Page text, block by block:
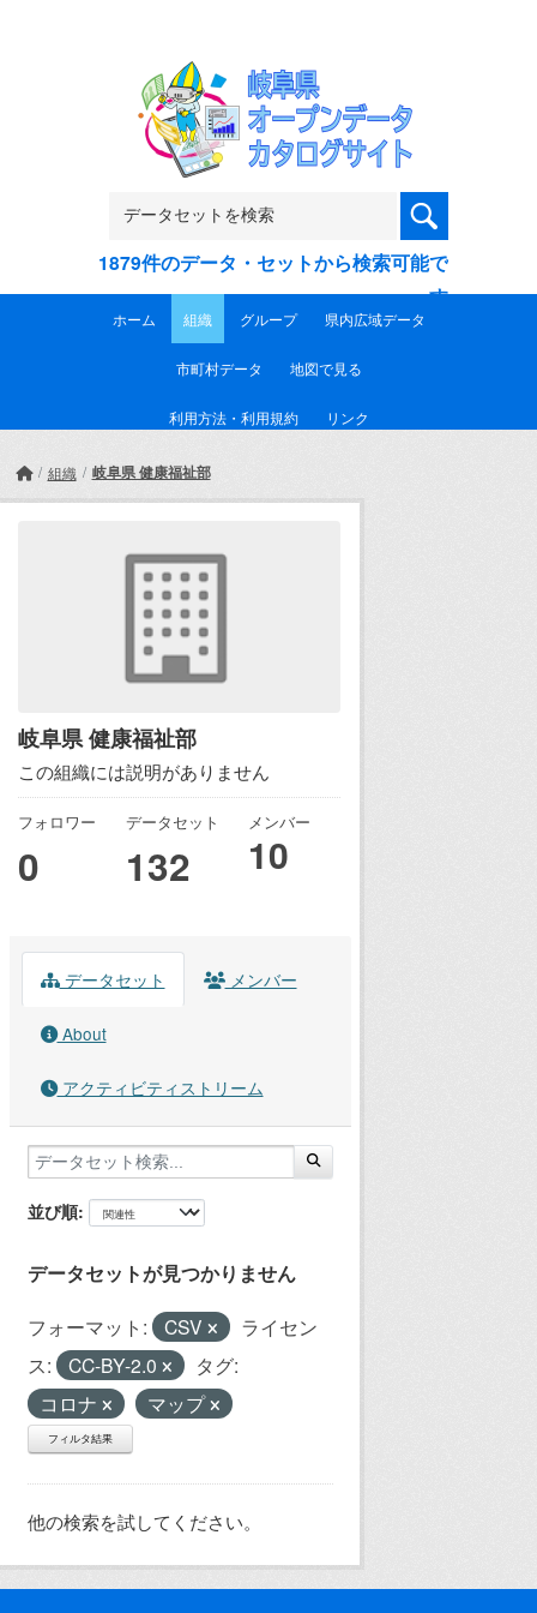
1879件のデータ・セットから検索可能で
す
ホーム 組織 グループ 県内広域データ
市町村データ 地図で見る
利用方法・利用規約 リンク
組織 岐阜県 健康福祉部
岐阜県 健康福祉部
この組織には説明がありません
フォロワー
0
データセット
132
メンバー
10
データセット メンバー
About
アクティビティストリーム
並び順
データセットが見つかりません
フォーマット: CSV
ライセン
ス:
CC-BY-2.0
タグ:
コロナ
マップ
フィルタ結果
他の検索を試してください。